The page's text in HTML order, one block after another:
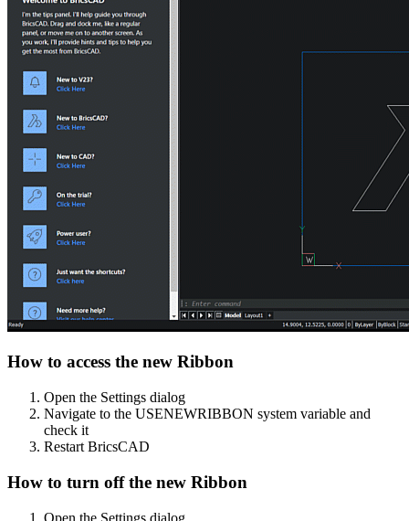
How to access the new Ribbon
Open the Settings dialog
Navigate to the USENEWRIBBON system variable and
check it
Restart BricsCAD
How to turn off the new Ribbon
Open the Settings dialog